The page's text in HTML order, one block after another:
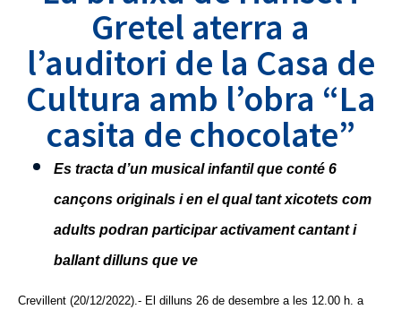
Gretel aterra a
l’auditori de la Casa de
Cultura amb l’obra “La
casita de chocolate”
Es tracta d’un musical infantil que conté 6
cançons originals i en el qual tant xicotets com
adults podran participar activament cantant i
ballant dilluns que ve
Crevillent (20/12/2022).- El dilluns 26 de desembre a les 12.00 h. a